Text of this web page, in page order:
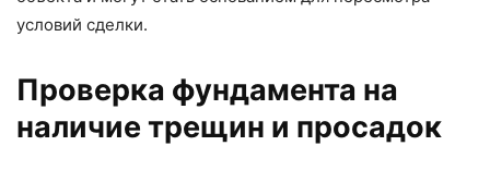
условий сделки.
Проверка фундамента на
наличие трещин и просадок